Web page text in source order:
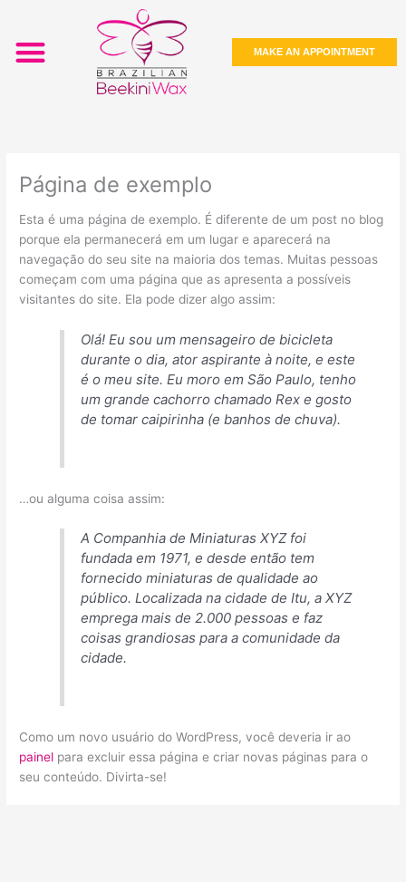
contentMenu MAKE AN APPOINTMENT
Página de exemplo
Esta é uma página de exemplo. É diferente de um post no blog
porque ela permanecerá em um lugar e aparecerá na
navegação do seu site na maioria dos temas. Muitas pessoas
começam com uma página que as apresenta a possíveis
visitantes do site. Ela pode dizer algo assim:
Olá! Eu sou um mensageiro de bicicleta
durante o dia, ator aspirante à noite, e este
é o meu site. Eu moro em São Paulo, tenho
um grande cachorro chamado Rex e gosto
de tomar caipirinha (e banhos de chuva).
…ou alguma coisa assim:
A Companhia de Miniaturas XYZ foi
fundada em 1971, e desde então tem
fornecido miniaturas de qualidade ao
público. Localizada na cidade de Itu, a XYZ
emprega mais de 2.000 pessoas e faz
coisas grandiosas para a comunidade da
cidade.
Como um novo usuário do WordPress, você deveria ir ao
painel para excluir essa página e criar novas páginas para o
seu conteúdo. Divirta-se!